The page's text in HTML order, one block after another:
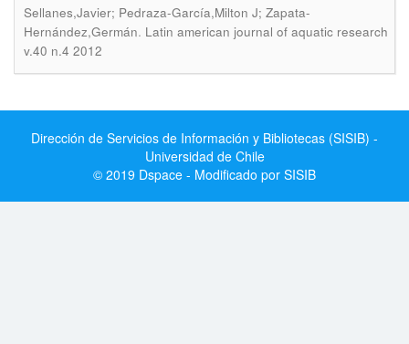
Sellanes,Javier; Pedraza-García,Milton J; Zapata-
Hernández,Germán. Latin american journal of aquatic research
v.40 n.4 2012
Dirección de Servicios de Información y Bibliotecas (SISIB) -
Universidad de Chile
© 2019 Dspace - Modificado por SISIB